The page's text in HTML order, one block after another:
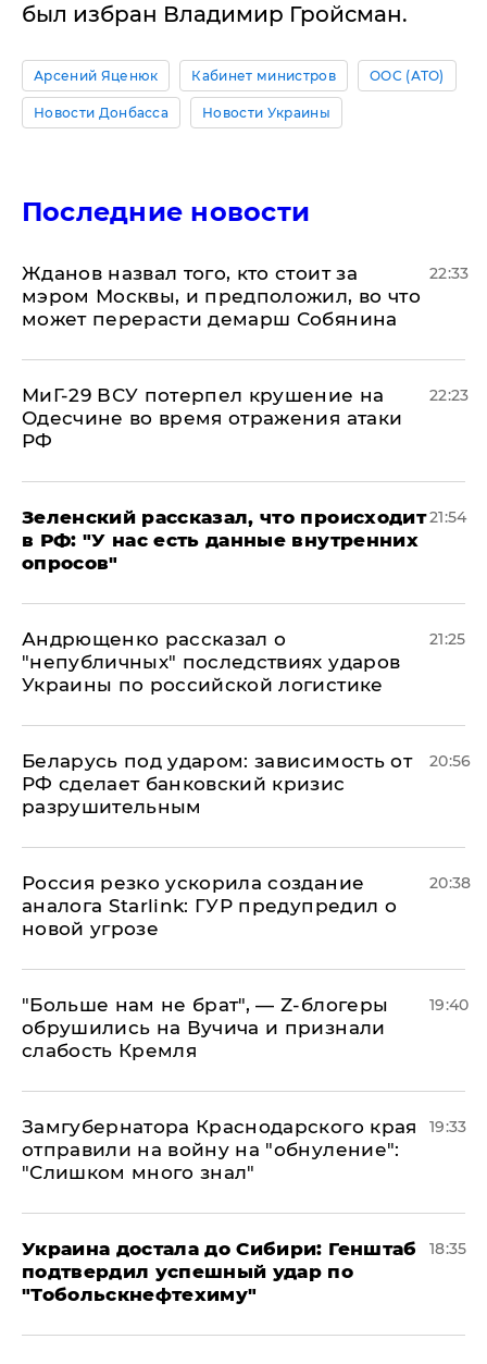
был избран Владимир Гройсман.
Арсений Яценюк Кабинет министров ООС (АТО)
Новости Донбасса Новости Украины
Последние новости
Жданов назвал того, кто стоит за
мэром Москвы, и предположил, во что
может перерасти демарш Собянина
22:33
МиГ-29 ВСУ потерпел крушение на
Одесчине во время отражения атаки
РФ
22:23
​Зеленский рассказал, что происходит
в РФ: "У нас есть данные внутренних
опросов"
21:54
Андрющенко рассказал о
"непубличных" последствиях ударов
Украины по российской логистике
21:25
Беларусь под ударом: зависимость от
РФ сделает банковский кризис
разрушительным
20:56
​Россия резко ускорила создание
аналога Starlink: ГУР предупредил о
новой угрозе
20:38
​"Больше нам не брат", — Z-блогеры
обрушились на Вучича и признали
слабость Кремля
19:40
Замгубернатора Краснодарского края
отправили на войну на "обнуление":
"Слишком много знал"
19:33
Украина достала до Сибири: Генштаб
подтвердил успешный удар по
"Тобольскнефтехиму"
18:35